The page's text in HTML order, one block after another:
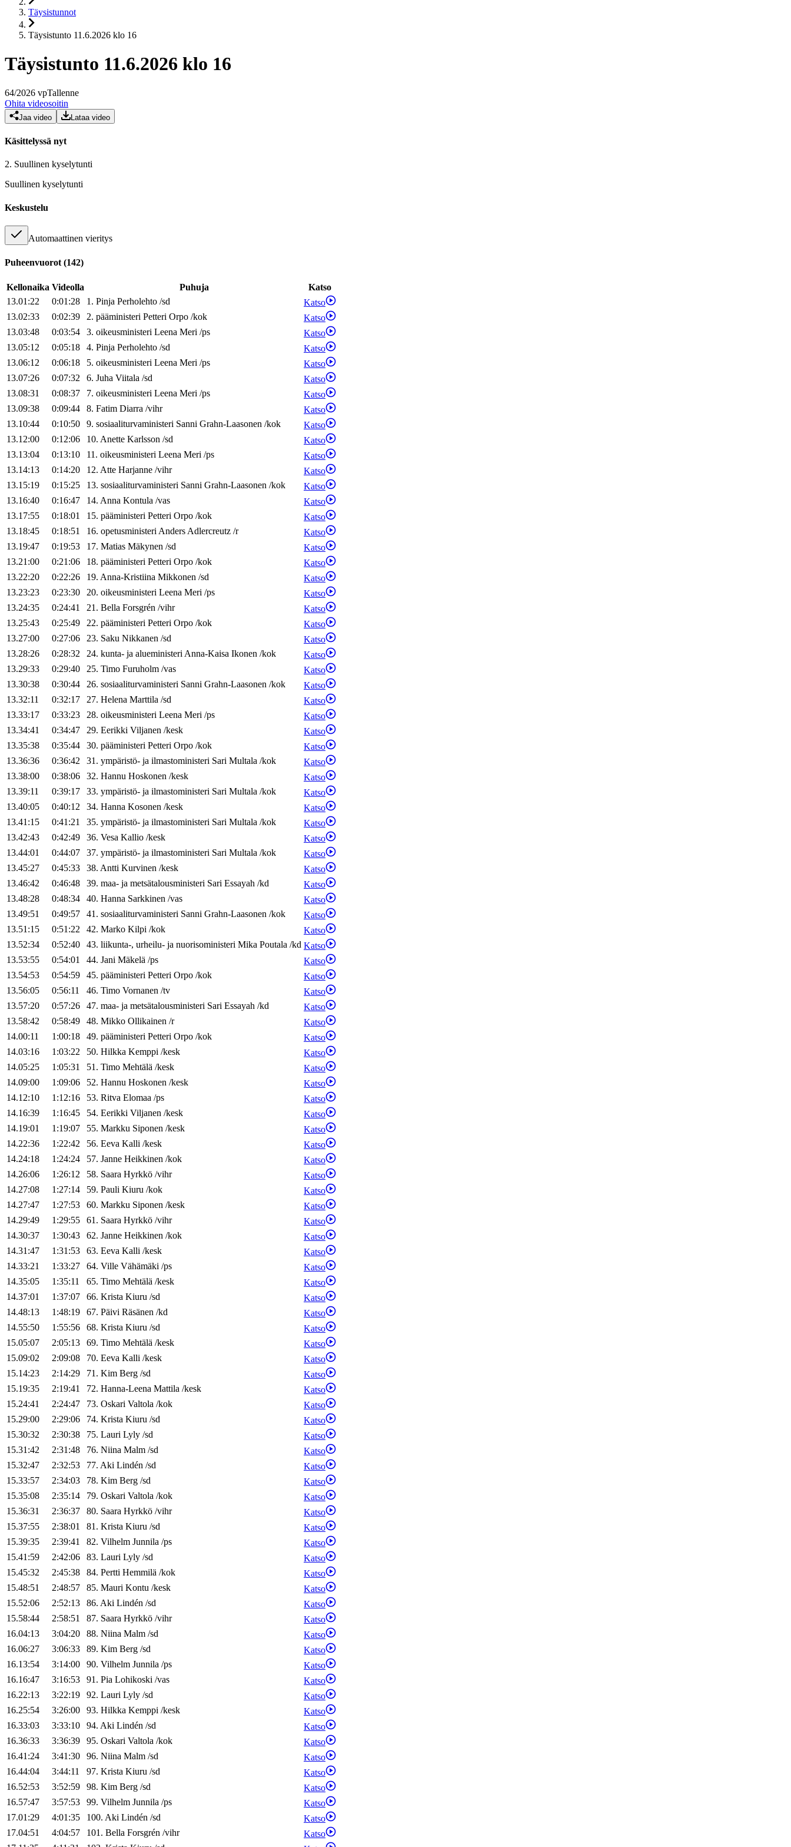
Täysistunnot
Täysistunto 11.6.2026 klo 16
Täysistunto 11.6.2026 klo 16
64/2026 vpTallenne
Ohita videosoitin
Jaa video Lataa video
Käsittelyssä nyt
2. Suullinen kyselytunti
Suullinen kyselytunti
Keskustelu
Automaattinen vieritys
Puheenvuorot (142)
Kellonaika Videolla Puhuja
Katso
13.01:22
0:01:28 1. Pinja Perholehto /sd
Katso
13.02:33
0:02:39 2. pääministeri Petteri Orpo /kok
Katso
13.03:48
0:03:54 3. oikeusministeri Leena Meri /ps
Katso
13.05:12
0:05:18 4. Pinja Perholehto /sd
Katso
13.06:12
0:06:18 5. oikeusministeri Leena Meri /ps
Katso
13.07:26
0:07:32 6. Juha Viitala /sd
Katso
13.08:31
0:08:37 7. oikeusministeri Leena Meri /ps
Katso
13.09:38
0:09:44 8. Fatim Diarra /vihr
Katso
13.10:44
0:10:50 9. sosiaaliturvaministeri Sanni Grahn-Laasonen /kok
Katso
13.12:00
0:12:06 10. Anette Karlsson /sd
Katso
13.13:04
0:13:10 11. oikeusministeri Leena Meri /ps
Katso
13.14:13
0:14:20 12. Atte Harjanne /vihr
Katso
13.15:19
0:15:25 13. sosiaaliturvaministeri Sanni Grahn-Laasonen /kok
Katso
13.16:40
0:16:47 14. Anna Kontula /vas
Katso
13.17:55
0:18:01 15. pääministeri Petteri Orpo /kok
Katso
13.18:45
0:18:51 16. opetusministeriAndersAdlercreutz /r
Katso
13.19:47
0:19:53 17. Matias Mäkynen /sd
Katso
13.21:00
0:21:06 18. pääministeri Petteri Orpo /kok
Katso
13.22:20
0:22:26 19. Anna-Kristiina Mikkonen /sd
Katso
13.23:23
0:23:30 20. oikeusministeri Leena Meri /ps
Katso
13.24:35
0:24:41 21. Bella Forsgrén /vihr
Katso
13.25:43
0:25:49 22. pääministeri Petteri Orpo /kok
Katso
13.27:00
0:27:06 23. Saku Nikkanen /sd
Katso
13.28:26
0:28:32 24. kunta- ja alueministeriAnna-Kaisa Ikonen /kok
Katso
13.29:33
0:29:40 25. Timo Furuholm /vas
Katso
13.30:38
0:30:44 26. sosiaaliturvaministeri Sanni Grahn-Laasonen /kok
Katso
13.32:11
0:32:17 27. Helena Marttila /sd
Katso
13.33:17
0:33:23 28. oikeusministeri Leena Meri /ps
Katso
13.34:41
0:34:47 29. Eerikki Viljanen /kesk
Katso
13.35:38
0:35:44 30. pääministeri Petteri Orpo /kok
Katso
13.36:36
0:36:42 31. ympäristö- ja ilmastoministeri Sari Multala /kok
Katso
13.38:00
0:38:06 32. Hannu Hoskonen /kesk
Katso
13.39:11
0:39:17 33. ympäristö- ja ilmastoministeri Sari Multala /kok
Katso
13.40:05
0:40:12 34. Hanna Kosonen /kesk
Katso
13.41:15
0:41:21 35. ympäristö- ja ilmastoministeri Sari Multala /kok
Katso
13.42:43
0:42:49 36. Vesa Kallio /kesk
Katso
13.44:01
0:44:07 37. ympäristö- ja ilmastoministeri Sari Multala /kok
Katso
13.45:27
0:45:33 38. Antti Kurvinen /kesk
Katso
13.46:42
0:46:48 39. maa- ja metsätalousministeri Sari Essayah /kd
Katso
13.48:28
0:48:34 40. Hanna Sarkkinen /vas
Katso
13.49:51
0:49:57 41. sosiaaliturvaministeri Sanni Grahn-Laasonen /kok
Katso
13.51:15
0:51:22 42. Marko Kilpi /kok
Katso
13.52:34
0:52:40 43. liikunta-, urheilu- ja nuorisoministeri Mika Poutala /kd Katso
13.53:55
0:54:01 44. Jani Mäkelä /ps
Katso
13.54:53
0:54:59 45. pääministeri Petteri Orpo /kok
Katso
13.56:05
0:56:11 46. Timo Vornanen /tv
Katso
13.57:20
0:57:26 47. maa- ja metsätalousministeri Sari Essayah /kd
Katso
13.58:42
0:58:49 48. Mikko Ollikainen /r
Katso
14.00:11
1:00:18 49. pääministeri Petteri Orpo /kok
Katso
14.03:16
1:03:22 50. Hilkka Kemppi /kesk
Katso
14.05:25
1:05:31 51. Timo Mehtälä /kesk
Katso
14.09:00
1:09:06 52. Hannu Hoskonen /kesk
Katso
14.12:10
1:12:16 53. Ritva Elomaa /ps
Katso
14.16:39
1:16:45 54. Eerikki Viljanen /kesk
Katso
14.19:01
1:19:07 55. Markku Siponen /kesk
Katso
14.22:36
1:22:42 56. Eeva Kalli /kesk
Katso
14.24:18
1:24:24 57. Janne Heikkinen /kok
Katso
14.26:06
1:26:12 58. Saara Hyrkkö /vihr
Katso
14.27:08
1:27:14 59. Pauli Kiuru /kok
Katso
14.27:47
1:27:53 60. Markku Siponen /kesk
Katso
14.29:49
1:29:55 61. Saara Hyrkkö /vihr
Katso
14.30:37
1:30:43 62. Janne Heikkinen /kok
Katso
14.31:47
1:31:53 63. Eeva Kalli /kesk
Katso
14.33:21
1:33:27 64. Ville Vähämäki /ps
Katso
14.35:05
1:35:11 65. Timo Mehtälä /kesk
Katso
14.37:01
1:37:07 66. Krista Kiuru /sd
Katso
14.48:13
1:48:19 67. Päivi Räsänen /kd
Katso
14.55:50
1:55:56 68. Krista Kiuru /sd
Katso
15.05:07
2:05:13 69. Timo Mehtälä /kesk
Katso
15.09:02
2:09:08 70. Eeva Kalli /kesk
Katso
15.14:23
2:14:29 71. Kim Berg /sd
Katso
15.19:35
2:19:41 72. Hanna-Leena Mattila /kesk
Katso
15.24:41
2:24:47 73. Oskari Valtola /kok
Katso
15.29:00
2:29:06 74. Krista Kiuru /sd
Katso
15.30:32
2:30:38 75. Lauri Lyly /sd
Katso
15.31:42
2:31:48 76. Niina Malm /sd
Katso
15.32:47
2:32:53 77. Aki Lindén /sd
Katso
15.33:57
2:34:03 78. Kim Berg /sd
Katso
15.35:08
2:35:14 79. Oskari Valtola /kok
Katso
15.36:31
2:36:37 80. Saara Hyrkkö /vihr
Katso
15.37:55
2:38:01 81. Krista Kiuru /sd
Katso
15.39:35
2:39:41 82. Vilhelm Junnila /ps
Katso
15.41:59
2:42:06 83. Lauri Lyly /sd
Katso
15.45:32
2:45:38 84. Pertti Hemmilä /kok
Katso
15.48:51
2:48:57 85. Mauri Kontu /kesk
Katso
15.52:06
2:52:13 86. Aki Lindén /sd
Katso
15.58:44
2:58:51 87. Saara Hyrkkö /vihr
Katso
16.04:13
3:04:20 88. Niina Malm /sd
Katso
16.06:27
3:06:33 89. Kim Berg /sd
Katso
16.13:54
3:14:00 90. Vilhelm Junnila /ps
Katso
16.16:47
3:16:53 91. Pia Lohikoski /vas
Katso
16.22:13
3:22:19 92. Lauri Lyly /sd
Katso
16.25:54
3:26:00 93. Hilkka Kemppi /kesk
Katso
16.33:03
3:33:10 94. Aki Lindén /sd
Katso
16.36:33
3:36:39 95. Oskari Valtola /kok
Katso
16.41:24
3:41:30 96. Niina Malm /sd
Katso
16.44:04
3:44:11 97. Krista Kiuru /sd
Katso
16.52:53
3:52:59 98. Kim Berg /sd
Katso
16.57:47
3:57:53 99. Vilhelm Junnila /ps
Katso
17.01:29
4:01:35 100. Aki Lindén /sd
Katso
17.04:51
4:04:57 101. Bella Forsgrén /vihr
Katso